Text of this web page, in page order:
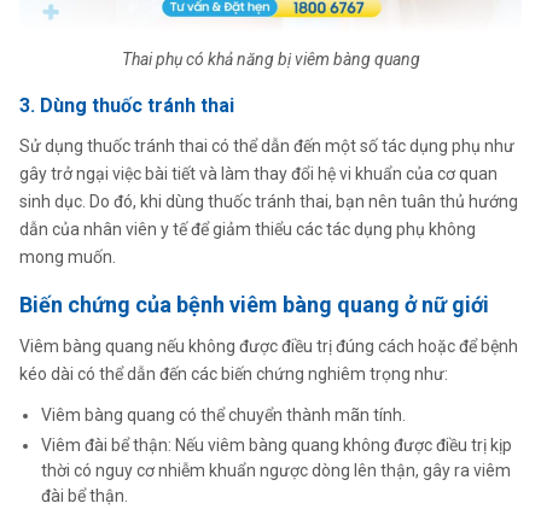
Thai phụ có khả năng bị viêm bàng quang
3. Dùng thuốc tránh thai
Sử dụng thuốc tránh thai có thể dẫn đến một số tác dụng phụ như
gây trở ngại việc bài tiết và làm thay đổi hệ vi khuẩn của cơ quan
sinh dục. Do đó, khi dùng thuốc tránh thai, bạn nên tuân thủ hướng
dẫn của nhân viên y tế để giảm thiểu các tác dụng phụ không
mong muốn.
Biến chứng của bệnh viêm bàng quang ở nữ giới
Viêm bàng quang nếu không được điều trị đúng cách hoặc để bệnh
kéo dài có thể dẫn đến các biến chứng nghiêm trọng như:
Viêm bàng quang có thể chuyển thành mãn tính.
Viêm đài bể thận: Nếu viêm bàng quang không được điều trị kịp
thời có nguy cơ nhiễm khuẩn ngược dòng lên thận, gây ra viêm
đài bể thận.